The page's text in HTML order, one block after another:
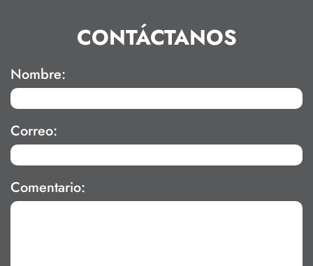
CONTÁCTANOS
Nombre:
Correo:
Comentario: